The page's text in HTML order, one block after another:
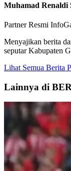
Muhamad Renaldi
Partner Resmi
Menyajikan berita
seputar Kabupaten
Lihat Semua Berita
Lainnya di